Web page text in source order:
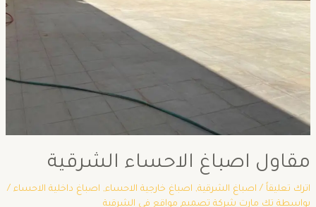
مقاول اصباغ الاحساء الشرقية
اترك تعليقاً / اصباغ الشرقية, اصباغ خارجية الاحساء, اصباغ داخلية الاحساء/
بواسطة تك مارت شركة تصميم مواقع في الشرقية